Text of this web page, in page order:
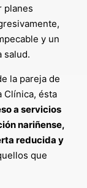
planes
y un
salud.
la pareja de
Clínica, ésta
a servicios
nariñense,
reducida y
que